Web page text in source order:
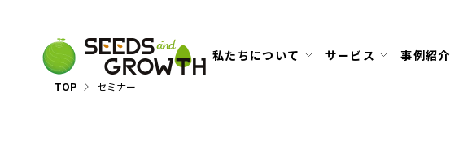
私たちについて サービス 事例紹介
TOP セミナー